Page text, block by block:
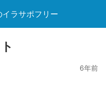
ラサポフリー
6年前